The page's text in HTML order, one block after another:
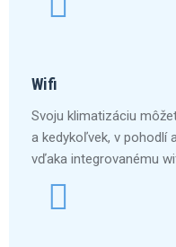
Wifi
Svoju klimatizáciu
a kedykoľvek, v pohodlí
vďaka integrovanému